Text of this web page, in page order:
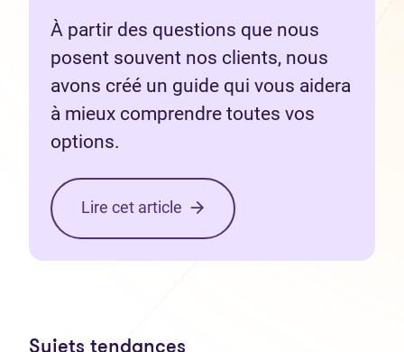
À partir des questions que nous
posent souvent nos clients, nous
avons créé un guide qui vous aidera
à mieux comprendre toutes vos
options.
Lire cet article
Sujets tendances